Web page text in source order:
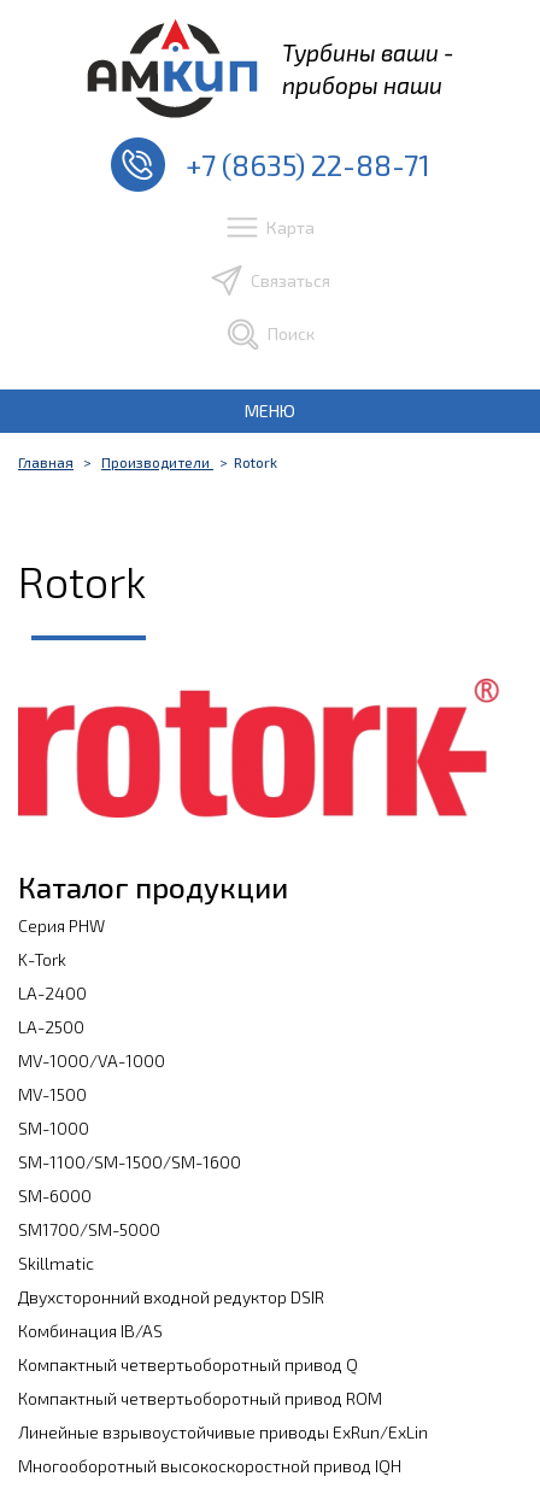
Турбины ваши -
приборы наши
+7 (8635) 22-88-71
Карта
Связаться
Поиск
МЕНЮ
Главная Производители Rotork
Rotork
Каталог продукции
Cерия PHW
K-Tork
LA-2400
LA-2500
MV-1000/VA-1000
MV-1500
SM-1000
SM-1100/SM-1500/SM-1600
SM-6000
SM1700/SM-5000
Skillmatic
Двухсторонний входной редуктор DSIR
Комбинация IB/AS
Компактный четвертьоборотный привод Q
Компактный четвертьоборотный привод ROM
Линейные взрывоустойчивые приводы ExRun/ExLin
Многооборотный высокоскоростной привод IQH